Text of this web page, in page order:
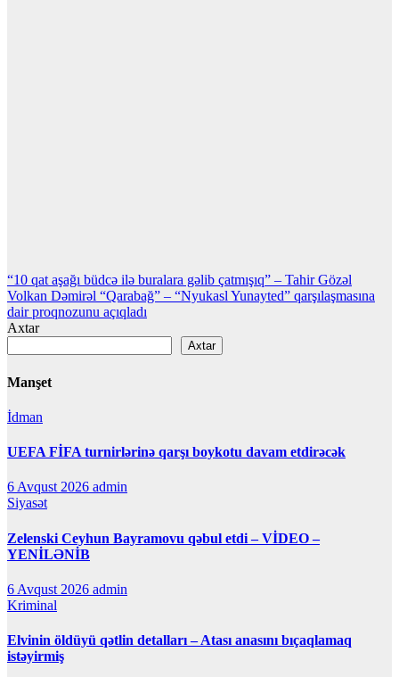
Yazı
naviqasiyası
“10 qat aşağı büdcə ilə buralara gəlib çatmışıq” – Tahir Gözəl
Volkan Dəmirəl “Qarabağ” – “Nyukasl Yunayted” qarşılaşmasına
dair proqnozunu açıqladı
Axtar
Axtar
Manşet
İdman
UEFA FİFA turnirlərinə qarşı boykotu davam etdirəcək
6 Avqust 2026 admin
Siyasət
Zelenski Ceyhun Bayramovu qəbul etdi – VİDEO –
YENİLƏNİB
6 Avqust 2026 admin
Kriminal
Elvinin öldüyü qətlin detalları – Atası anasını bıçaqlamaq
istəyirmiş